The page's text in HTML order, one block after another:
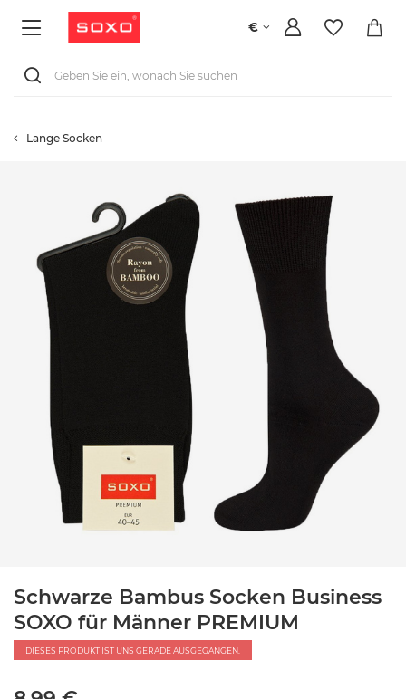
€
Lange Socken
Schwarze Bambus Socken Business
SOXO für Männer PREMIUM
DIESES PRODUKT IST UNS GERADE AUSGEGANGEN.